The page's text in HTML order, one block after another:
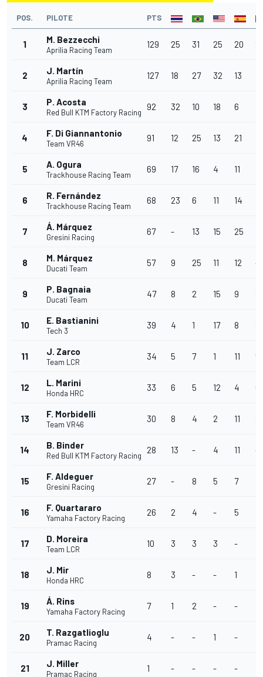
POS. PILOTE PTS
1 M. Bezzecchi
Aprilia Racing Team
129 25 31 25 20
2 J. Martín
Aprilia Racing Team
127 18 27 32 13
3 P. Acosta
Red Bull KTM Factory Racing
92 32 10 18 6
4 F. Di Giannantonio
Team VR46
91 12 25 13 21
5 A. Ogura
Trackhouse Racing Team
69 17 16 4 11
6 R. Fernández
Trackhouse Racing Team
68 23 6 11 14
7 Á. Márquez
Gresini Racing
67 - 13 15 25
8 M. Márquez
Ducati Team
57 9 25 11 12 -
9 P. Bagnaia
Ducati Team
47 8 2 15 9 9
10 E. Bastianini
Tech 3
39 4 1 17 8 9
11 J. Zarco
Team LCR
34 5 7 1 11 5
12 L. Marini
Honda HRC
33 6 5 12 4 6
13 F. Morbidelli
Team VR46
30 8 4 2 11
14 B. Binder
Red Bull KTM Factory Racing
28 13 - 4 11 -
15 F. Aldeguer
Gresini Racing
27 - 8 5 7
16 F. Quartararo
Yamaha Factory Racing
26 2 4 - 5
17 D. Moreira
Team LCR
10 3 3 3 -
18 J. Mir
Honda HRC
8 3 - - 1
19 Á. Rins
Yamaha Factory Racing
7 1 2 - -
20 T. Razgatlioglu
Pramac Racing
4 - - 1 -
21 J. Miller
Pramac Racing
1 - - - -